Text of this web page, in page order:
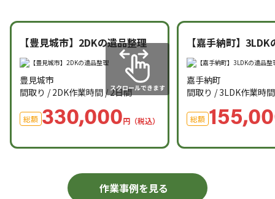
【豊見城市】2DKの遺品整理
豊見城市
間取り / 2DK作業時間 / 2日間
総額 330,000円（税込）
【嘉手納町】
嘉手納町
間取り / 3LDK作業時
総額
作業事例を見る